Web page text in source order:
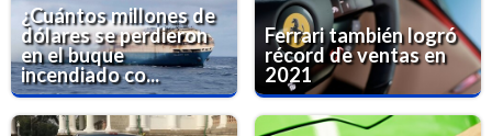
¿Cuántos millones de
dólares se perdieron
en el buque
incendiado co...
Ferrari también logró
récord de ventas en
2021